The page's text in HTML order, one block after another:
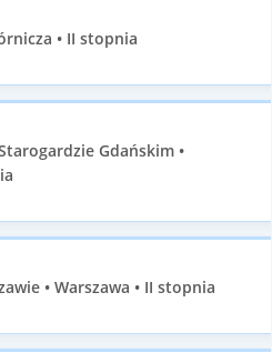
• II stopnia
Gdańskim •
• Warszawa • II stopnia